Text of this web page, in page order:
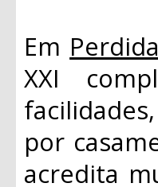
Em Perdida
XXI
por
acredita